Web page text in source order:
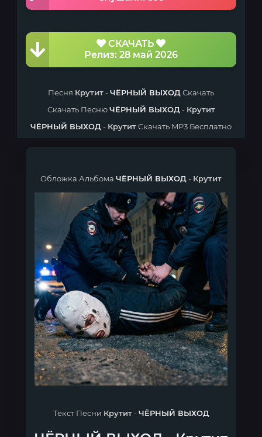
СКАЧАТЬ
Релиз: 28 май 2026
Песня Крутит-ЧЁРНЫЙ ВЫХОД Скачать
Скачать ПеснюЧЁРНЫЙ ВЫХОД - Крутит
ЧЁРНЫЙ ВЫХОД - КрутитСкачать MP3 Бесплатно
Обложка Альбома ЧЁРНЫЙ ВЫХОД - Крутит
Текст Песни Крутит-ЧЁРНЫЙ ВЫХОД